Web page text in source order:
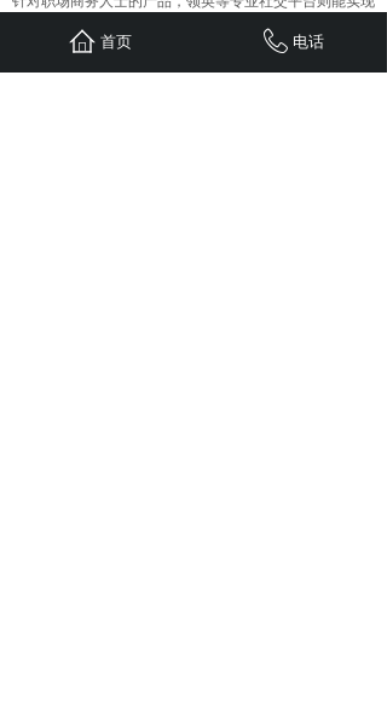
精准触达。
（二）黄金时间发布
了解目标受众在平台上的活跃时间规律，是提高视频曝光
首页 电话